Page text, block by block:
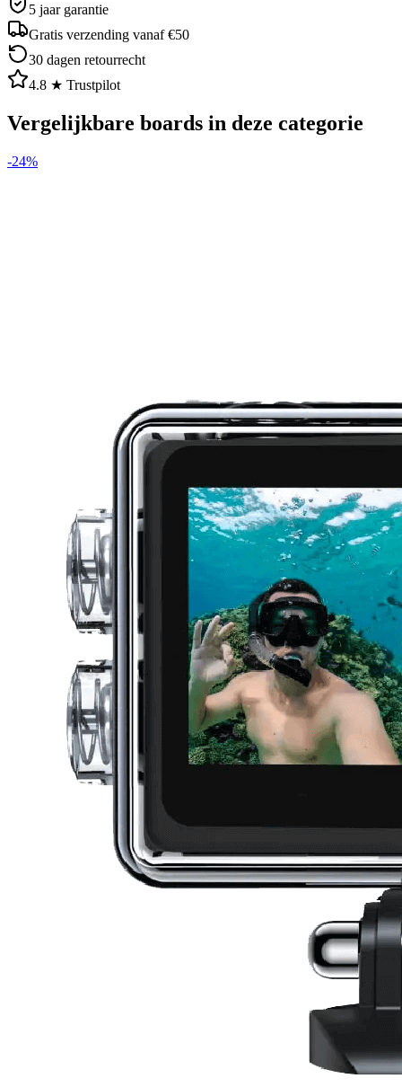
5 jaar garantie
Gratis verzending vanaf €50
30 dagen retourrecht
4.8 ★ Trustpilot
Vergelijkbare boards in deze categorie
-24%